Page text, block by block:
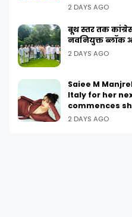
2 DAYS AGO
बूथ स्तर तक
नवनियुक्त ब्लॉक
2 DAYS AGO
Saiee M
Italy for her
commences
2 DAYS AGO